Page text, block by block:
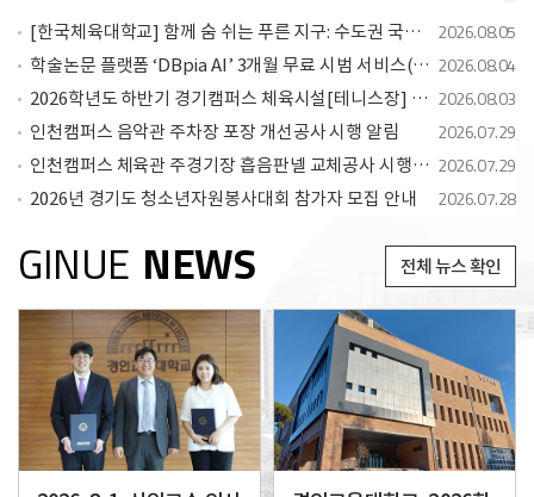
[한국체육대학교] 함께 숨 쉬는 푸른 지구: 수도권 국립대학 프로젝트 참여학생 모집 2026.08.05
학술논문 플랫폼 ‘DBpia AI’ 3개월 무료 시범 서비스(Trial) 안내 2026.08.04
2026학년도 하반기 경기캠퍼스 체육시설[테니스장] 유상사용 신청 안내 2026.08.03
인천캠퍼스 음악관 주차장 포장 개선공사 시행 알림 2026.07.29
인천캠퍼스 체육관 주경기장 흡음판넬 교체공사 시행알림 2026.07.29
2026년 경기도 청소년자원봉사대회 참가자 모집 안내 2026.07.28
GINUE NEWS 전체 뉴스 확인